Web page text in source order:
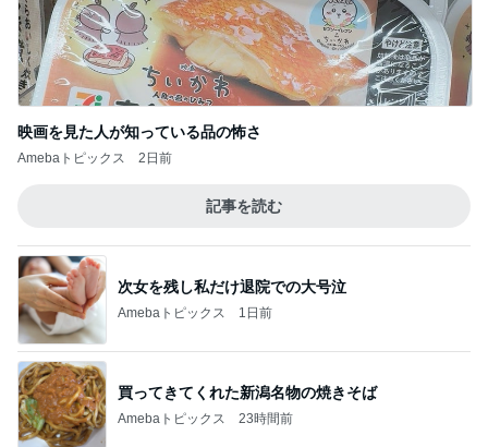
映画を見た人が知っている品の怖さ
Amebaトピックス 2日前
記事を読む
次女を残し私だけ退院での大号泣
Amebaトピックス 1日前
買ってきてくれた新潟名物の焼きそば
Amebaトピックス 23時間前